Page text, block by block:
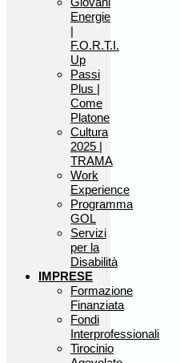
Energie
|
F.O.R.T.I.
Up
Passi
Plus |
Come
Platone
Cultura
2025 |
TRAMA
Work
Experience
Programma
GOL
Servizi
per la
Disabilità
IMPRESE
Formazione
Finanziata
Fondi
Interprofessionali
Tirocinio